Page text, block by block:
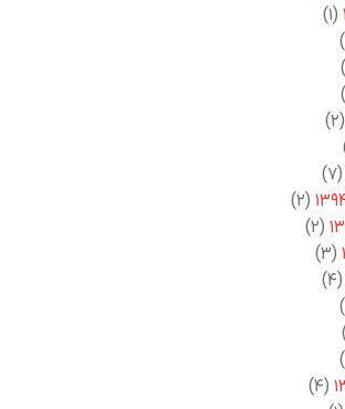
(۱)
(۲)
(۷)
(۲)
(۲)
(۳)
(۴)
(۴)